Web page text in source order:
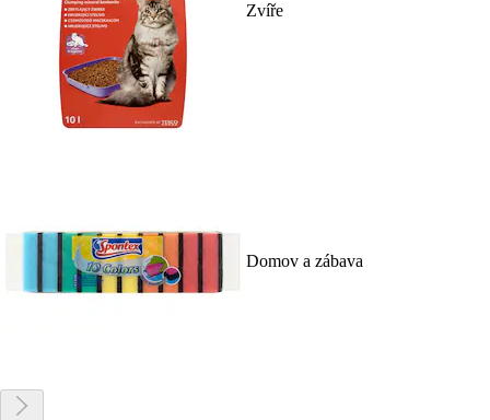
Zvíře
Domov a zábava